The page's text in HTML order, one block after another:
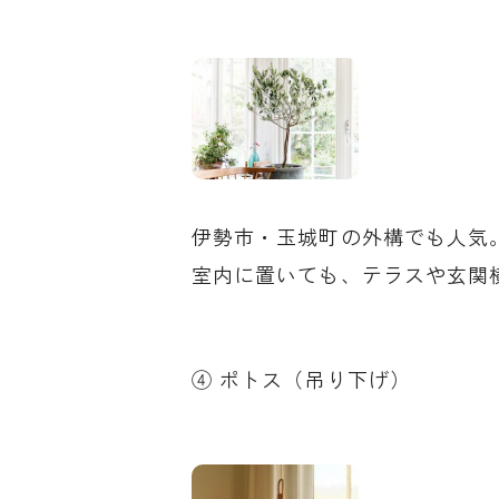
伊勢市・玉城町の外構でも人気。
室内に置いても、テラスや玄
④ ポトス（吊り下げ）